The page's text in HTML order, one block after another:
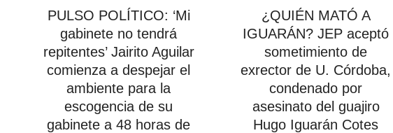
PULSO POLÍTICO: ‘Mi
gabinete no tendrá
repitentes’ Jairito Aguilar
comienza a despejar el
ambiente para la
escogencia de su
gabinete a 48 horas de
¿QUIÉN MATÓ A
IGUARÁN? JEP aceptó
sometimiento de
exrector de U. Córdoba,
condenado por
asesinato del guajiro
Hugo Iguarán Cotes